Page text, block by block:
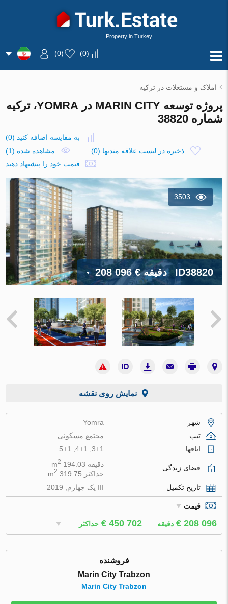
Property in Turkey
(
0
)
(
0
)
املاک و مستغلات در ترکیه
پروژه توسعه MARIN CITY در YOMRA، ترکیه
شماره 38820
به مقایسه اضافه کنید (
0
)
ذخیره در لیست علاقه مندیها (
0
)
مشاهده شده (1)
قیمت خود را پیشنهاد دهید
3503
ID38820 دقیقه€ 208 096
نمایش روی نقشه
شهر
Yomra
تیپ
مجتمع مسکونی
اتاقها
3+1, 4+1, 5+1
فضای زندگی دقیقه 194.03 m 2
حداکثر 319.75 m 2
تاریخ تکمیل III یک چهارم, 2019
قیمت
دقیقه€ 208 096 حداکثر€ 450 702
فروشنده
Marin City Trabzon
Marin City Trabzon